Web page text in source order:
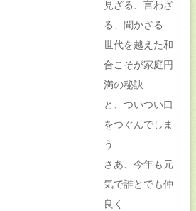
見ざる、言わざ
る、聞かざる
世代を越えた和
合こそが家庭円
満の秘訣
と、ついつい口
をつぐんでしま
う
さあ、今年も元
気で誰とでも仲
良く